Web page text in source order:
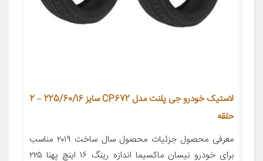
لاستیک خودرو جی پلنت مدل CP672 سایز 225/60/16 – 2
حلقه
معرفی محصول جزئیات محصول سال ساخت ۲۰۱۹ مناسب
برای خودرو نیسان ماکسیما اندازه رینگ ۱۶ اینچ پهنا ۲۲۵